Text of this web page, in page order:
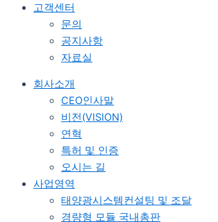
고객센터
문의
공지사항
자료실
회사소개
CEO인사말
비전(VISION)
연혁
특허 및 인증
오시는 길
사업영역
태양광시스템컨설팅 및 조달
경량형 모듈 국내총판